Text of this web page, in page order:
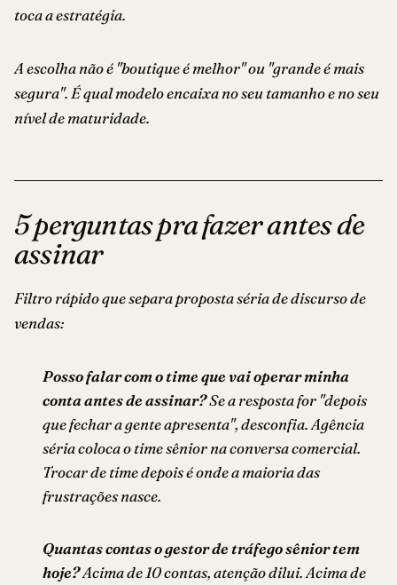
toca a estratégia.
A escolha não é "boutique é melhor" ou "grande é mais
segura". É qual modelo encaixa no seu tamanho e no seu
nível de maturidade.
5 perguntas pra fazer antes de
assinar
Filtro rápido que separa proposta séria de discurso de
vendas:
Posso falar com o time que vai operar minha
conta antes de assinar?Se a resposta for "depois
que fechar a gente apresenta", desconfia. Agência
séria coloca o time sênior na conversa comercial.
Trocar de time depois é onde a maioria das
frustrações nasce.
Quantas contas o gestor de tráfego sênior tem
hoje?Acima de 10 contas, atenção dilui. Acima de